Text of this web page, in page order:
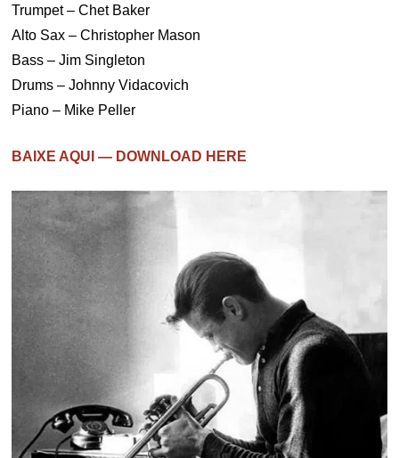
Trumpet – Chet Baker
Alto Sax – Christopher Mason
Bass – Jim Singleton
Drums – Johnny Vidacovich
Piano – Mike Peller
BAIXE AQUI — DOWNLOAD HERE